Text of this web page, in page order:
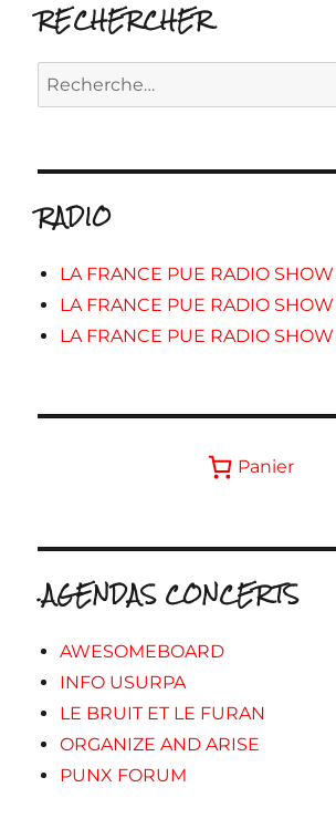
RECHERCHER
Recherche
pour :
RADIO
LA FRANCE PUE RADIO
LA FRANCE PUE RADIO
LA FRANCE PUE RADIO
Panier
.AGENDAS CONCERTS
AWESOMEBOARD
INFO USURPA
LE BRUIT ET LE FURAN
ORGANIZE AND ARISE
PUNX FORUM